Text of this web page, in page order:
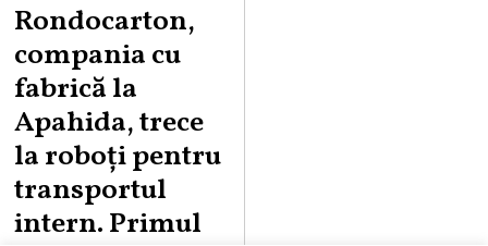
G
T
7
2
Rondocarton,
compania cu
fabrică la
Apahida, trece
la roboți pentru
transportul
intern. Primul